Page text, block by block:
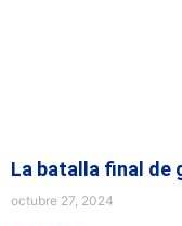
La batalla final de
octubre 27, 2024